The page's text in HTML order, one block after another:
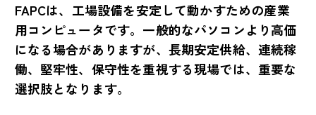
FAPCは、工場設備を安定して動かすための産業
用コンピュータです。一般的なパソコンより高価
になる場合がありますが、長期安定供給、連続稼
働、堅牢性、保守性を重視する現場では、重要な
選択肢となります。